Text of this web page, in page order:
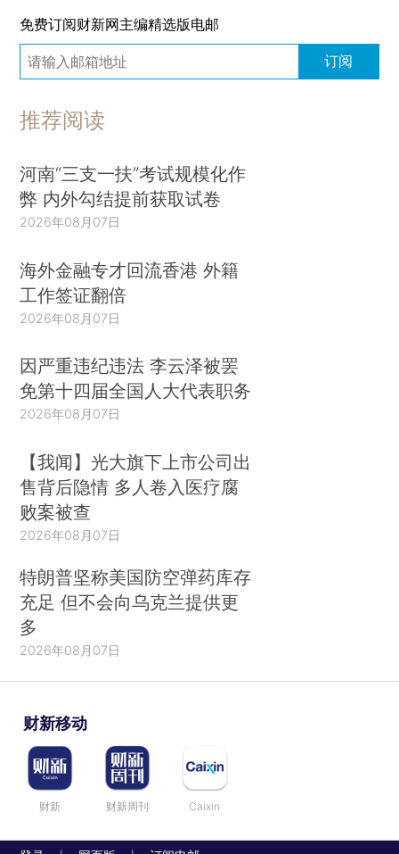
免费订阅财新网主编精选版电邮
订阅
推荐阅读
河南“三支一扶”考试规模化作
弊 内外勾结提前获取试卷
2026年08月07日
海外金融专才回流香港 外籍
工作签证翻倍
2026年08月07日
因严重违纪违法 李云泽被罢
免第十四届全国人大代表职务
2026年08月07日
【我闻】光大旗下上市公司出
售背后隐情 多人卷入医疗腐
败案被查
2026年08月07日
特朗普坚称美国防空弹药库存
充足 但不会向乌克兰提供更
多
2026年08月07日
财新移动
财新 财新周刊 Caixin